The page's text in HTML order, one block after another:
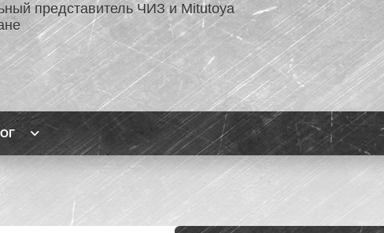
представитель ЧИЗ и Mitutoya